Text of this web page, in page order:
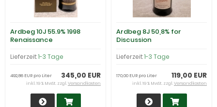
Ardbeg 10J 55.9% 1998
Renaissance
Lieferzeit:1-3 Tage
345,00 EUR
492,86 EUR pro Liter
inkl. 19 % MwSt. zzgl.Versandkosten
Ardbeg 8J 50,8% for
Discussion
Lieferzeit:1-3 Tage
119,00 EUR
170,00 EUR pro Liter
inkl. 19 % MwSt. zzgl.Versandkosten